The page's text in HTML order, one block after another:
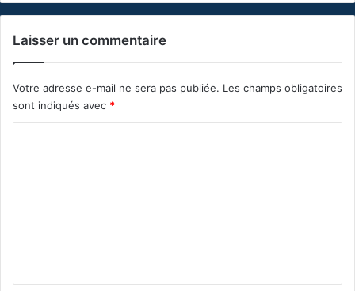
Laisser un commentaire
Votre adresse e-mail ne sera pas publiée. Les champs obligatoires
sont indiqués avec *